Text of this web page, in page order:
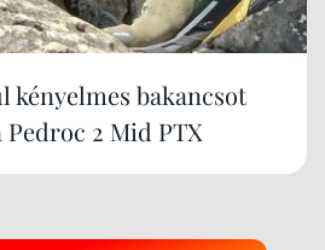
kényelmes bakancsot
2 Mid PTX